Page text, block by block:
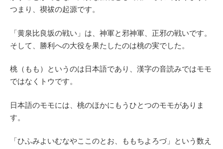
つまり、禊祓の起源です。
「黄泉比良坂の戦い」は、神軍と邪神軍、正邪の戦いです。
そして、勝利への大役を果たしたのは桃の実でした。
桃（もも）というのは日本語であり、漢字の音読みではモモ
ではなくトウです。
日本語のモモには、桃のほかにもうひとつのモモがありま
す。
「ひふみよいむなやここのとお、ももちよろづ」という数え